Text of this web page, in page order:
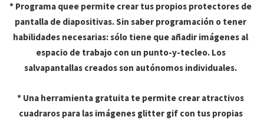
* Programa quee permite crear tus propios protectores de
pantalla de diapositivas. Sin saber programación o tener
habilidades necesarias: sólo tiene que añadir imágenes al
espacio de trabajo con un punto-y-tecleo. Los
salvapantallas creados son autónomos individuales.
* Una herramienta gratuita te permite crear atractivos
cuadraros para las imágenes glitter gif con tus propias